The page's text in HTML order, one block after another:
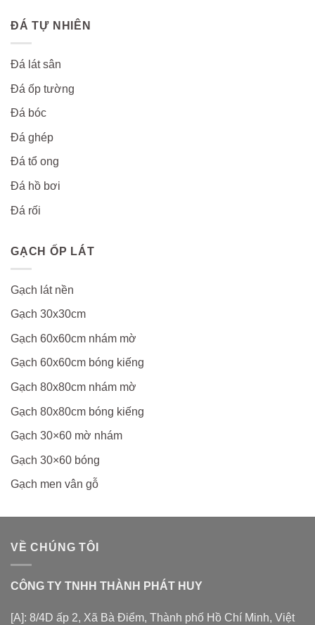
ĐÁ TỰ NHIÊN
Đá lát sân
Đá ốp tường
Đá bóc
Đá ghép
Đá tổ ong
Đá hồ bơi
Đá rối
GẠCH ỐP LÁT
Gạch lát nền
Gạch 30x30cm
Gạch 60x60cm nhám mờ
Gạch 60x60cm bóng kiếng
Gạch 80x80cm nhám mờ
Gạch 80x80cm bóng kiếng
Gạch 30×60 mờ nhám
Gạch 30×60 bóng
Gạch men vân gỗ
VỀ CHÚNG TÔI
CÔNG TY TNHH THÀNH PHÁT HUY
[A]: 8/4D ấp 2, Xã Bà Điểm, Thành phố Hồ Chí Minh, Việt